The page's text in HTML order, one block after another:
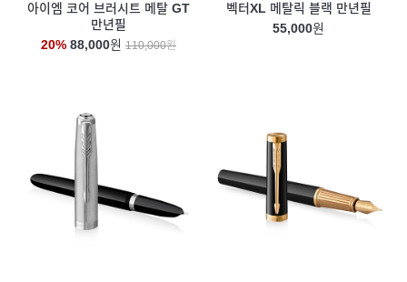
아이엠 코어 브러시트 메탈 GT
만년필
20% 88,000원 110,000원
벡터XL 메탈릭 블랙 만년필
55,000원